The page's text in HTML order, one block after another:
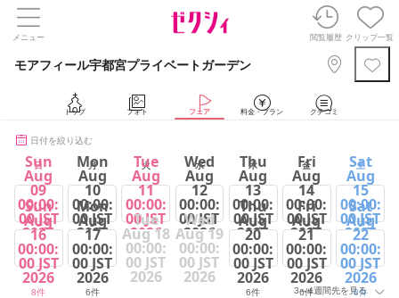
メニュー 閲覧履歴 クリップ一覧
モアフィール宇都宮プライベートガーデン
トップ フォト フェア 料金・プラン クチコミ
日付を絞り込む
日 月 火 水 木 金 土
Sun
Aug
09
00:00:
00 JST
2026
8件
Mon
Aug
10
00:00:
00 JST
2026
6件
Tue
Aug
11
00:00:
00 JST
2026
8件
Wed
Aug
12
00:00:
00 JST
2026
6件
Thu
Aug
13
00:00:
00 JST
2026
6件
Fri
Aug
14
00:00:
00 JST
2026
6件
Sat
Aug
15
00:00:
00 JST
2026
8件
Sun
Aug
16
00:00:
00 JST
2026
8件
Mon
Aug
17
00:00:
00 JST
2026
6件
Tue
Aug 18
00:00:
00 JST
2026
Wed
Aug 19
00:00:
00 JST
2026
Thu
Aug
20
00:00:
00 JST
2026
6件
Fri
Aug
21
00:00:
00 JST
2026
6件
Sat
Aug
22
00:00:
00 JST
2026
8件
3～4週間先を見る